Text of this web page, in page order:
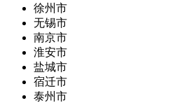
徐州市
无锡市
南京市
淮安市
盐城市
宿迁市
泰州市